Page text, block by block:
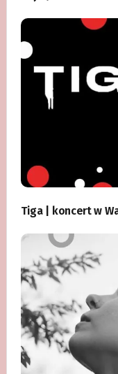
Tiga | koncert w